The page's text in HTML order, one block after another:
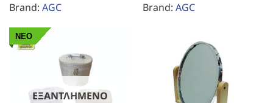
Brand: AGC Brand: AGC
ΝΕΟ
ΕΞΑΝΤΛΗΜΈΝΟ